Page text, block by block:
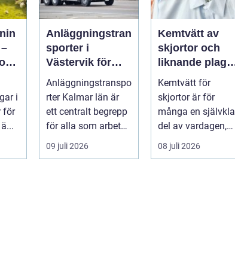
i
för
Anläggningstran
sporter i
Västervik för
effektiva
byggprojekt
Anläggningstranspo
rter Kalmar län är
ett centralt begrepp
för alla som arbetar
m...
09 juli 2026
Kemtvätt av
skjortor och
liknande
Så fungerar
professionell
klädvård i
praktiken
Kemtvätt för
skjortor är för
många en
del av vardagen,
men ...
08 juli 2026